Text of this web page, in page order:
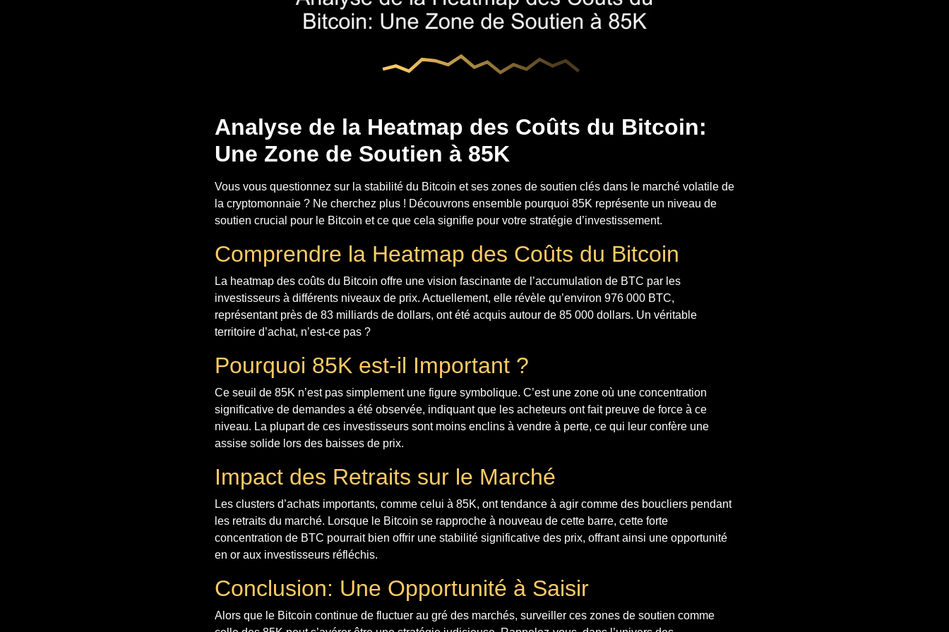
Analyse de la Heatmap des Coûts du Bitcoin:
Une Zone de Soutien à 85K
Vous vous questionnez sur la stabilité du Bitcoin et ses zones de soutien clés dans le marché volatile de
la cryptomonnaie ? Ne cherchez plus ! Découvrons ensemble pourquoi 85K représente un niveau de
soutien crucial pour le Bitcoin et ce que cela signifie pour votre stratégie d’investissement.
Comprendre la Heatmap des Coûts du Bitcoin
La heatmap des coûts du Bitcoin offre une vision fascinante de l’accumulation de BTC par les
investisseurs à différents niveaux de prix. Actuellement, elle révèle qu’environ 976 000 BTC,
représentant près de 83 milliards de dollars, ont été acquis autour de 85 000 dollars. Un véritable
territoire d’achat, n’est-ce pas ?
Pourquoi 85K est-il Important ?
Ce seuil de 85K n’est pas simplement une figure symbolique. C’est une zone où une concentration
significative de demandes a été observée, indiquant que les acheteurs ont fait preuve de force à ce
niveau. La plupart de ces investisseurs sont moins enclins à vendre à perte, ce qui leur confère une
assise solide lors des baisses de prix.
Impact des Retraits sur le Marché
Les clusters d’achats importants, comme celui à 85K, ont tendance à agir comme des boucliers pendant
les retraits du marché. Lorsque le Bitcoin se rapproche à nouveau de cette barre, cette forte
concentration de BTC pourrait bien offrir une stabilité significative des prix, offrant ainsi une opportunité
en or aux investisseurs réfléchis.
Conclusion: Une Opportunité à Saisir
Alors que le Bitcoin continue de fluctuer au gré des marchés, surveiller ces zones de soutien comme